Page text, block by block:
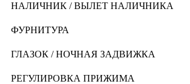
НАЛИЧНИК / ВЫЛЕТ НАЛИЧНИКА
ФУРНИТУРА
ГЛАЗОК / НОЧНАЯ ЗАДВИЖКА
РЕГУЛИРОВКА ПРИЖИМА